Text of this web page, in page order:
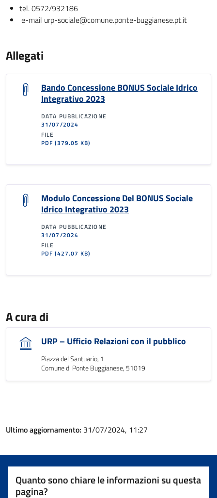
tel. 0572/932186
e-mail urp-sociale@comune.ponte-buggianese.pt.it
Allegati
Bando Concessione BONUS Sociale Idrico
Integrativo 2023
DATA PUBBLICAZIONE
31/07/2024
FILE
PDF(379.05 KB)
Modulo Concessione Del BONUS Sociale
Idrico Integrativo 2023
DATA PUBBLICAZIONE
31/07/2024
FILE
PDF(427.07 KB)
A cura di
URP – Ufficio Relazioni con il pubblico
Piazza del Santuario, 1
Comune di Ponte Buggianese, 51019
Ultimo aggiornamento: 31/07/2024, 11:27
Quanto sono chiare le informazioni su questa
pagina?